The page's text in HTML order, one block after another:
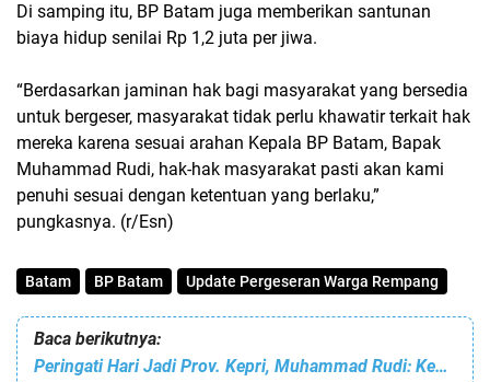
Di samping itu, BP Batam juga memberikan santunan
biaya hidup senilai Rp 1,2 juta per jiwa.
“Berdasarkan jaminan hak bagi masyarakat yang bersedia
untuk bergeser, masyarakat tidak perlu khawatir terkait hak
mereka karena sesuai arahan Kepala BP Batam, Bapak
Muhammad Rudi, hak-hak masyarakat pasti akan kami
penuhi sesuai dengan ketentuan yang berlaku,”
pungkasnya. (r/Esn)
Batam BP Batam Update Pergeseran Warga Rempang
Baca berikutnya:
Peringati Hari Jadi Prov. Kepri, Muhammad Rudi: Kepri Hebat, Terus Melaju